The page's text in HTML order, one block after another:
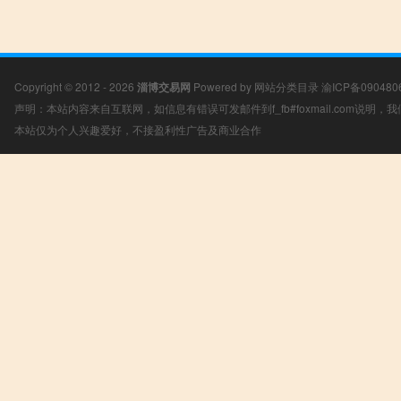
Copyright © 2012 - 2026 淄博交易网 Powered by 网站分类目录 渝ICP备
声明：本站内容来自互联网，如信息有错误可发邮件到f_fb#foxmail.com说明，
本站仅为个人兴趣爱好，不接盈利性广告及商业合作